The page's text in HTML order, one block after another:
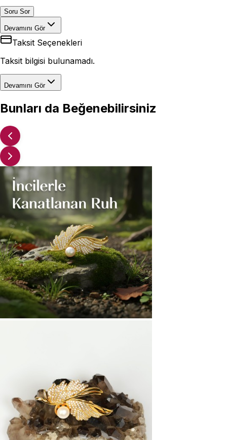
Soru Sor
Devamını Gör
Taksit Seçenekleri
Taksit bilgisi bulunamadı.
Devamını Gör
Bunları da Beğenebilirsiniz